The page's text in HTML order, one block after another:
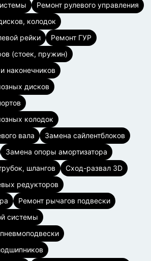
Ремонт рулевого управления
колодок
рейки
Ремонт ГУР
(стоек, пружин)
наконечников
дисков
колодок
вала
Замена сайлентблоков
Замена опоры амортизатора
шлангов
Сход-развал 3D
редукторов
Ремонт рычагов подвески
системы